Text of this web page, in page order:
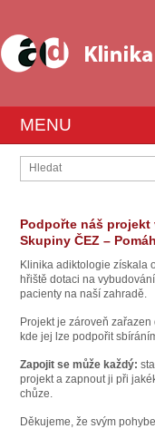
MENU
Podpořte náš projekt
Skupiny ČEZ –
Klinika adiktologie získala
hřiště dotaci na
pacienty na naší zahradě.
Projekt je zároveň
kde jej lze podpořit
Zapojit se může každý:
projekt a zapnout ji při
chůze.
Děkujeme, že svým